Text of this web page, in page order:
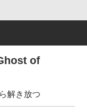
of
解き放つ